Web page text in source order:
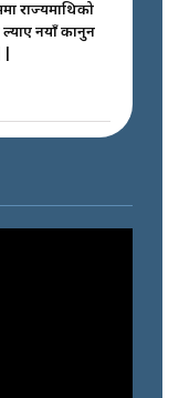
राज्यमाथिको
ल्याए नयाँ कानुन
breaking
foot with